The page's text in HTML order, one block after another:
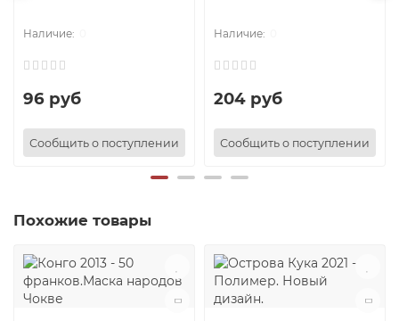
96 руб
Сообщить о поступлении
204 руб
Сообщить о поступлении
Похожие товары